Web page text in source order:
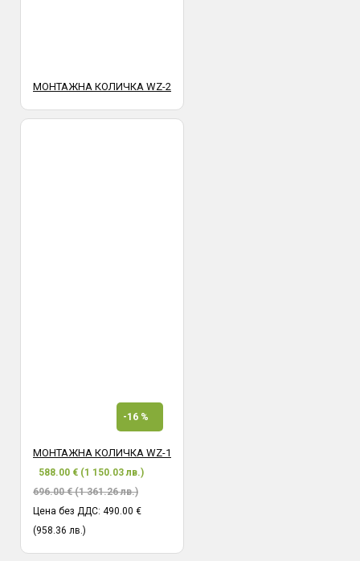
МОНТАЖНА КОЛИЧКА WZ-2
-16 %
МОНТАЖНА КОЛИЧКА WZ-1
588.00 € (1 150.03 лв.)
696.00 € (1 361.26 лв.)
Цена без ДДС: 490.00 €
(958.36 лв.)